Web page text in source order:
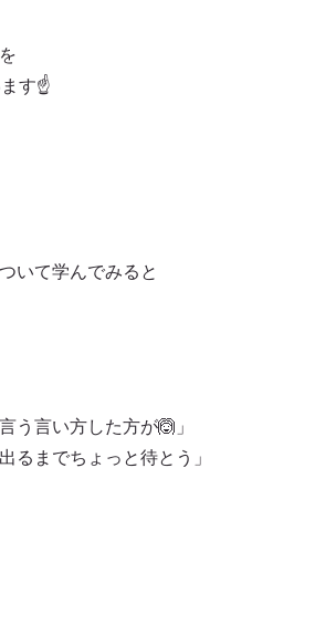
ます☝️
いて学んでみると
う言い方した方が🙆」
るまでちょっと待とう」